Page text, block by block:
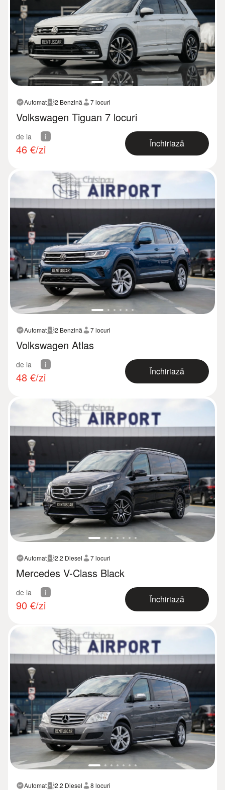
Automat 2 Benzină 7 locuri
Volkswagen Tiguan 7 locuri
de la
46 €/zi Închiriază
Automat 2 Benzină 7 locuri
Volkswagen Atlas
de la
48 €/zi Închiriază
Automat 2.2 Diesel 7 locuri
Mercedes V-Class Black
de la
90 €/zi Închiriază
Automat 2.2 Diesel 8 locuri